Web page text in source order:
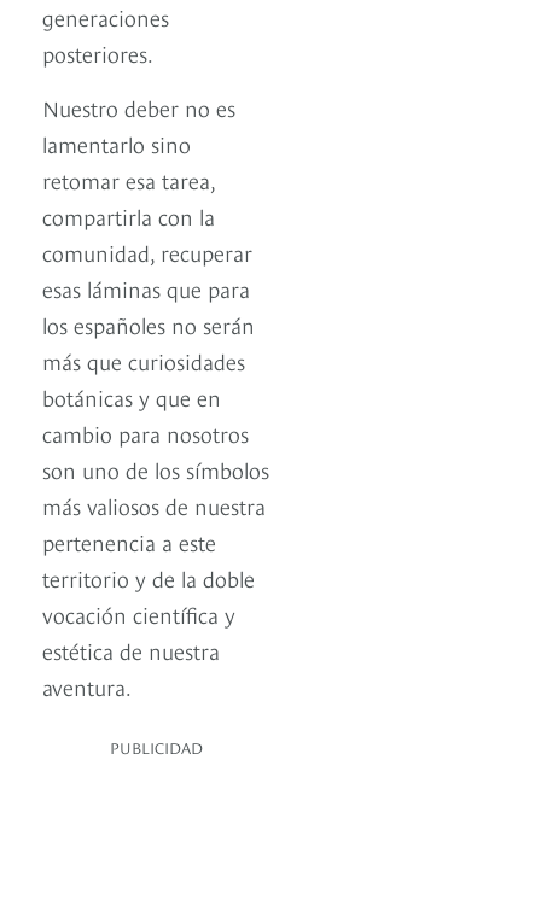
generaciones
posteriores.
Nuestro deber no es
lamentarlo sino
retomar esa tarea,
compartirla con la
comunidad, recuperar
esas láminas que para
los españoles no serán
más que curiosidades
botánicas y que en
cambio para nosotros
son uno de los símbolos
más valiosos de nuestra
pertenencia a este
territorio y de la doble
vocación científica y
estética de nuestra
aventura.
PUBLICIDAD